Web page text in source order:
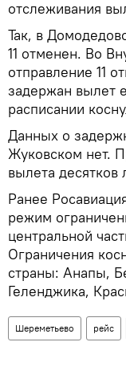
отслеживания
Так, в
11 отменен. Во
отправление 11
задержан вылет
расписании
Данных о
Жуковском нет.
вылета
Ранее
режим
центральной
Ограничения
страны: Анапы,
Геленджика,
Шереметьево рейс